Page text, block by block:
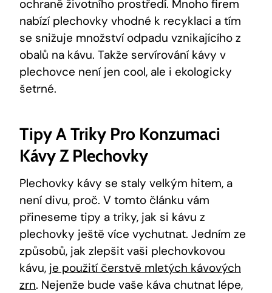
ochraně životního prostředí. Mnoho firem
nabízí plechovky vhodné k recyklaci a tím
se snižuje množství odpadu vznikajícího z
obalů na kávu. Takže servírování kávy v
plechovce není jen cool, ale i ekologicky
šetrné.
Tipy A Triky Pro Konzumaci
Kávy Z Plechovky
Plechovky kávy se staly velkým hitem, a
není divu, proč. V tomto článku vám
přineseme tipy a triky, jak si kávu z
plechovky ještě více vychutnat. Jedním ze
způsobů, jak zlepšit vaši plechovkovou
kávu, je použití čerstvě mletých kávových
zrn. Nejenže bude vaše káva chutnat lépe,